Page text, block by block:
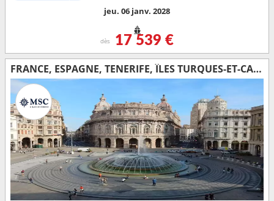
jeu. 06 janv. 2028
dès 17 539 €
FRANCE, ESPAGNE, TENERIFE, ÎLES TURQUES-ET-CAÏQUES, BAHAMAS, PANAMA, ÉQUATEUR, PÉROU, CHILI, ROYAUME-UNI, TONGA, NOUVELLE-CALÉDONIE, NOUVELLE-ZÉLANDE, AUSTRALIE, INDONÉSIE, VIETNAM, THAÏLANDE, CAMBODG